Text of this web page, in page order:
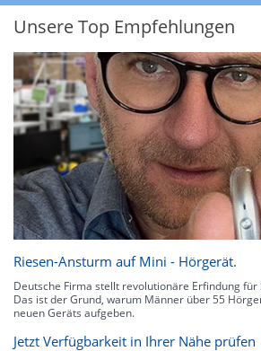
Unsere Top Empfehlungen
Riesen-Ansturm auf Mini - Hörgerät.
Deutsche Firma stellt revolutionäre Erfindung
Das ist der Grund, warum Männer über 55
neuen Geräts aufgeben.
Jetzt Verfügbarkeit in Ihrer Nähe prüfen